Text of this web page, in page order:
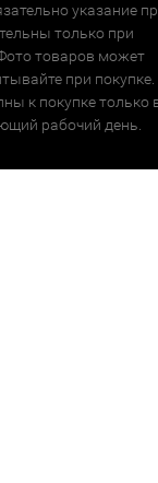
указание
только при
товаров может
при покупке.
к покупке только
рабочий день.